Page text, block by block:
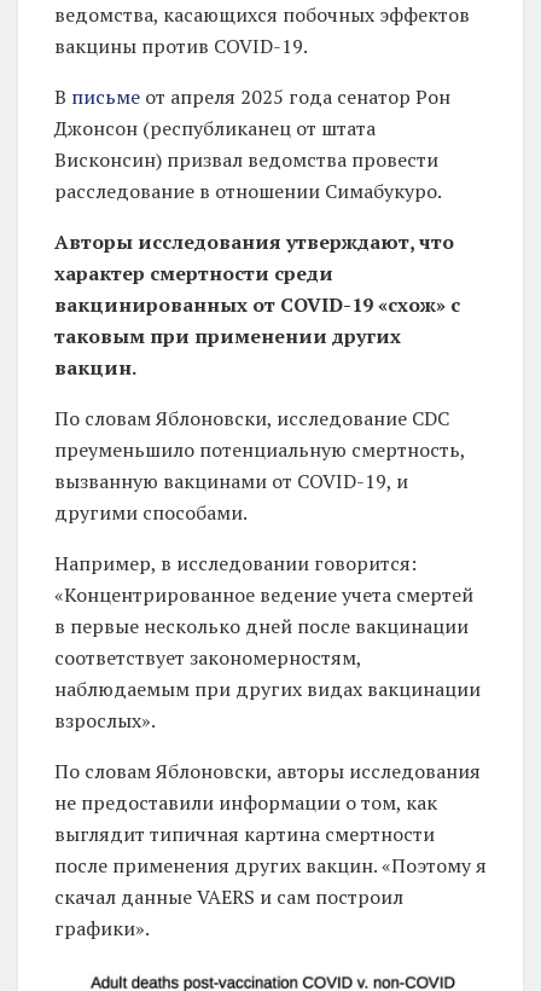
е
р
т
в
у
й
т
е
п
р
я
м
о
с
е
й
ч
а
с
ведомства, касающихся побочных эффектов
вакцины против COVID-19.
В письме от апреля 2025 года сенатор Рон
Джонсон (республиканец от штата
Висконсин) призвал ведомства провести
расследование в отношении Симабукуро.
Авторы исследования утверждают, что
характер смертности среди
вакцинированных от COVID-19 «схож» с
таковым при применении других
вакцин.
По словам Яблоновски, исследование CDC
преуменьшило потенциальную смертность,
вызванную вакцинами от COVID-19, и
другими способами.
Например, в исследовании говорится:
«Концентрированное ведение учета смертей
в первые несколько дней после вакцинации
соответствует закономерностям,
наблюдаемым при других видах вакцинации
взрослых».
По словам Яблоновски, авторы исследования
не предоставили информации о том, как
выглядит типичная картина смертности
после применения других вакцин. «Поэтому я
скачал данные VAERS и сам построил
графики».